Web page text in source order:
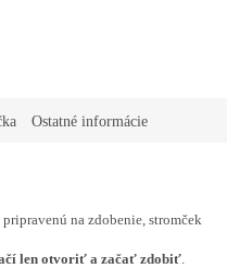
Ostatné informácie
pripravenú na zdobenie, stromček
len otvoriť a začať zdobiť